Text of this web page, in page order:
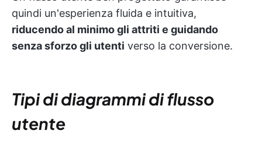
quindi un'esperienza fluida e intuitiva,
riducendo al minimo gli attriti e guidando
senza sforzo gli utenti verso la conversione.
Tipi di diagrammi di flusso
utente